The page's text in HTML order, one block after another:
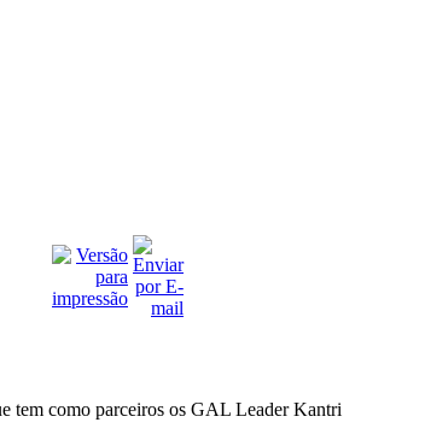
tem como parceiros os GAL Leader Kantri